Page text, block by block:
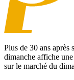
Plus de 30 ans après
dimanche affiche
sur le marché du